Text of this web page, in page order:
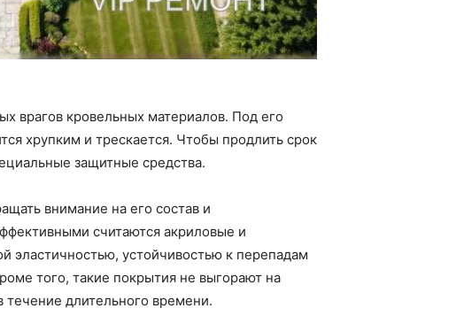
врагов кровельных материалов. Под его
хрупким и трескается. Чтобы продлить срок
защитные средства.
внимание на его состав и
считаются акриловые и
эластичностью, устойчивостью к перепадам
того, такие покрытия не выгорают на
течение длительного времени.